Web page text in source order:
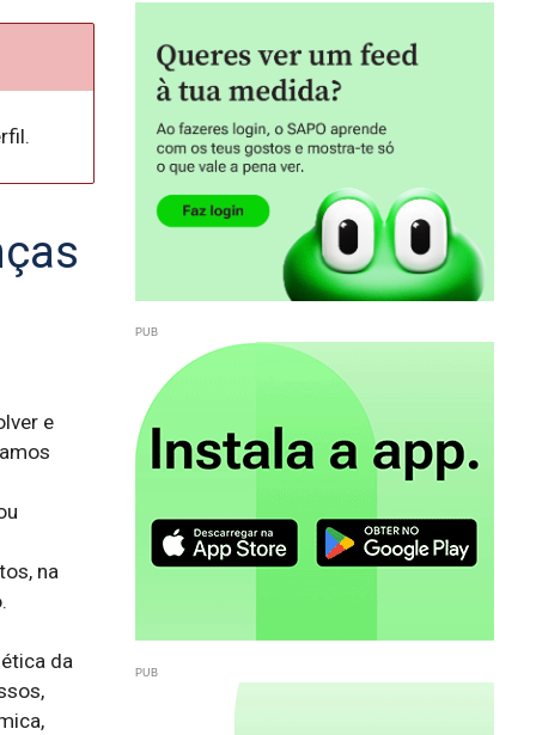
e
na
da